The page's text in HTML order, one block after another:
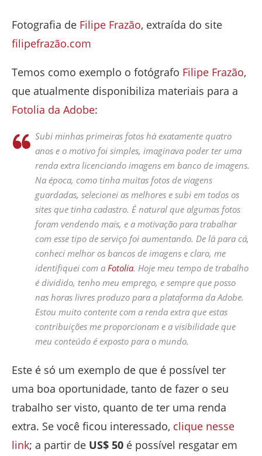
Fotografia de Filipe Frazão, extraída do site
filipefrazão.com
Temos como exemplo o fotógrafo Filipe Frazão,
que atualmente disponibiliza materiais para a
Fotolia da Adobe:
Subi minhas primeiras fotos há exatamente quatro
anos e o motivo foi simples, imaginava poder ter uma
renda extra licenciando imagens em banco de imagens.
Na época, como tinha muitas fotos de viagens
guardadas, selecionei as melhores e subi em todos os
sites que tinha cadastro. É natural que algumas fotos
foram vendendo mais, e a motivação para trabalhar
com esse tipo de serviço foi aumentando. De lá para cá,
conheci melhor os bancos de imagens e claro, me
identifiquei com a Fotolia. Hoje meu tempo de trabalho
é dividido, tenho meu emprego, e sempre que posso
nas horas livres produzo para a plataforma da Adobe.
Estou muito contente com a renda extra que estas
contribuições me proporcionam e a visibilidade que
meu conteúdo é exposto para o mundo.
Este é só um exemplo de que é possível ter
uma boa oportunidade, tanto de fazer o seu
trabalho ser visto, quanto de ter uma renda
extra. Se você ficou interessado, clique nesse
link; a partir de US$ 50 é possível resgatar em